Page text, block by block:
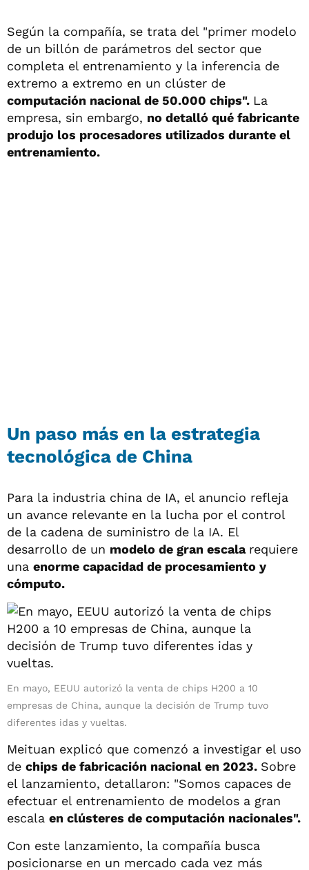
Según la compañía, se trata del "primer modelo
de un billón de parámetros del sector que
completa el entrenamiento y la inferencia de
extremo a extremo en un clúster de
computación nacional de 50.000 chips". La
empresa, sin embargo, no detalló qué fabricante
produjo los procesadores utilizados durante el
entrenamiento.
Un paso más en la estrategia
tecnológica de China
Para la industria china de IA, el anuncio refleja
un avance relevante en la lucha por el control
de la cadena de suministro de la IA. El
desarrollo de un modelo de gran escala requiere
una enorme capacidad de procesamiento y
cómputo.
En mayo, EEUU autorizó la venta de chips H200 a 10
empresas de China, aunque la decisión de Trump tuvo
diferentes idas y vueltas.
Meituan explicó que comenzó a investigar el uso
de chips de fabricación nacional en 2023. Sobre
el lanzamiento, detallaron: "Somos capaces de
efectuar el entrenamiento de modelos a gran
escala en clústeres de computación nacionales".
Con este lanzamiento, la compañía busca
posicionarse en un mercado cada vez más